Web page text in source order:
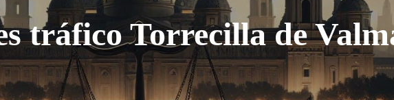
tráfico Torrecilla de